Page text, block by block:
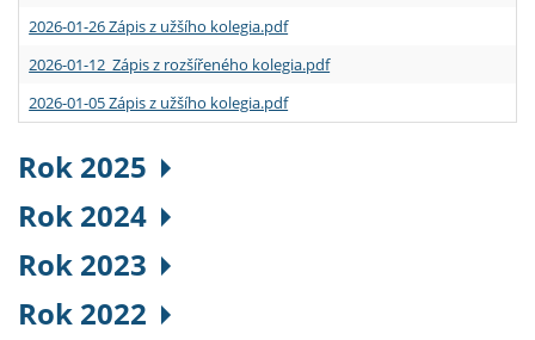
2026-01-26 Zápis z užšího kolegia.pdf
2026-01-12 Zápis z rozšířeného kolegia.pdf
2026-01-05 Zápis z užšího kolegia.pdf
Rok 2025
Rok 2024
Rok 2023
Rok 2022